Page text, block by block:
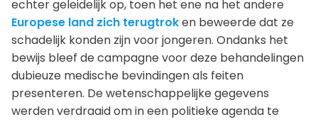
echter geleidelijk op, toen het ene na het andere
Europese land zich terugtroken beweerde dat ze
schadelijk konden zijn voor jongeren. Ondanks het
bewijs bleef de campagne voor deze behandelingen
dubieuze medische bevindingen als feiten
presenteren. De wetenschappelijke gegevens
werden verdraaid om in een politieke agenda te